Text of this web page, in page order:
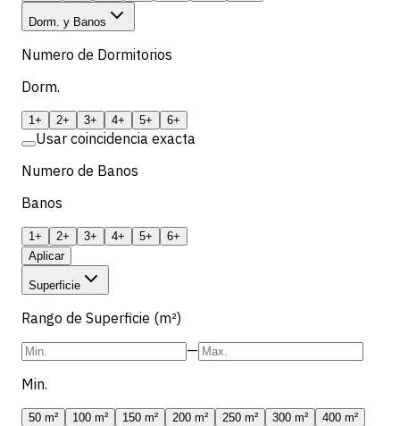
Dorm. y Banos
Numero de Dormitorios
Dorm.
1+ 2+ 3+ 4+ 5+ 6+
Usar coincidencia exacta
Numero de Banos
Banos
1+ 2+ 3+ 4+ 5+
6+
Aplicar
Superficie
Rango de Superficie (m²)
—
Min.
50 m² 100 m² 150 m² 200 m² 250 m² 300 m²
400 m²